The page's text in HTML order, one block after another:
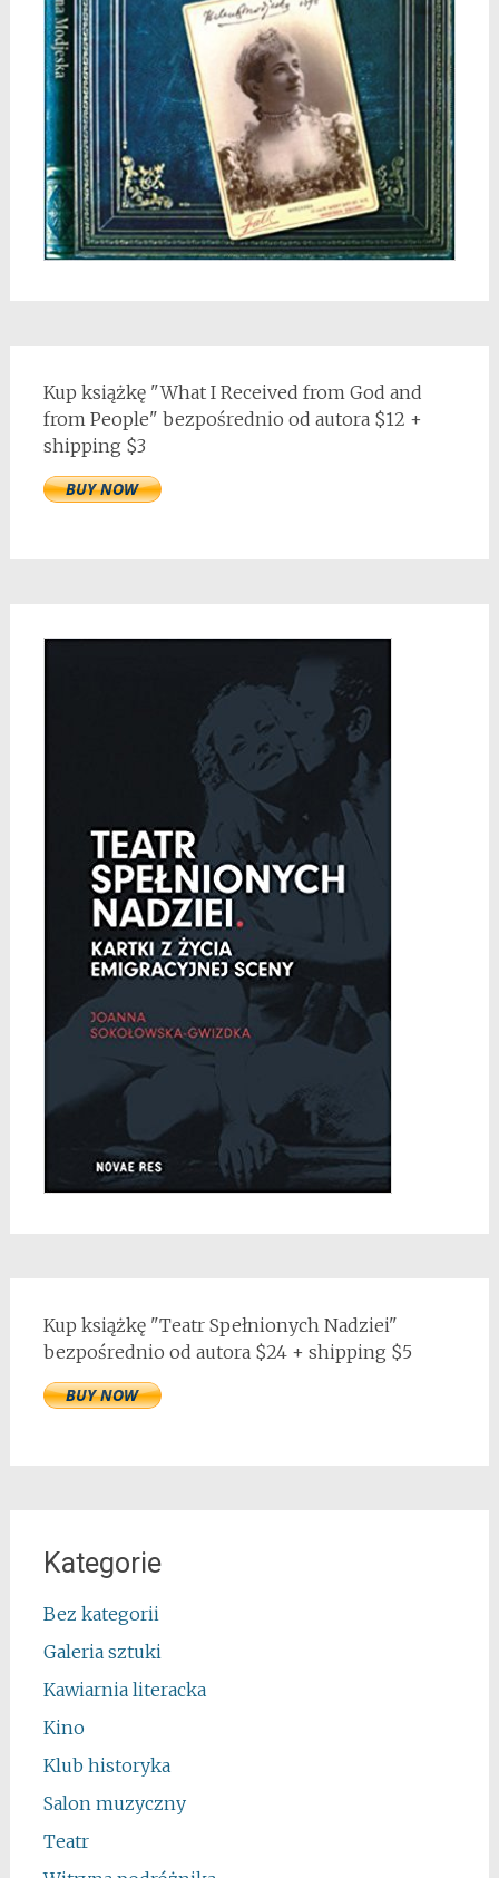
Kup książkę "What I Received from God and
from People" bezpośrednio od autora $12 +
shipping $3
Kup książkę "Teatr Spełnionych Nadziei"
bezpośrednio od autora $24 + shipping $5
Kategorie
Bez kategorii
Galeria sztuki
Kawiarnia literacka
Kino
Klub historyka
Salon muzyczny
Teatr